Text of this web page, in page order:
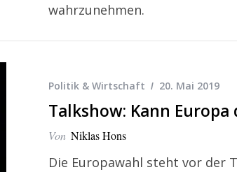
wahrzunehmen.
Politik & Wirtschaft 20. Mai 2019
Talkshow: Kann
Von Niklas Hons
Die Europawahl steht vor der